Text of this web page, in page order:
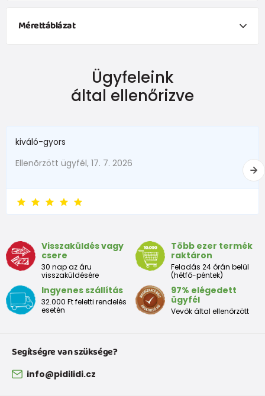
Mérettáblázat
Ügyfeleink
által ellenőrizve
kiváló-gyors
Ellenõrzött ügyfél, 17. 7. 2026
Visszaküldés vagy
csere
30 nap az áru
visszaküldésére
Több ezer termék
raktáron
Feladás 24 órán belül
(hétfő-péntek)
Ingyenes szállítás
32.000 Ft feletti rendelés
esetén
97% elégedett
ügyfél
Vevők által ellenőrzött
Segítségre van szüksége?
info@pidilidi.cz